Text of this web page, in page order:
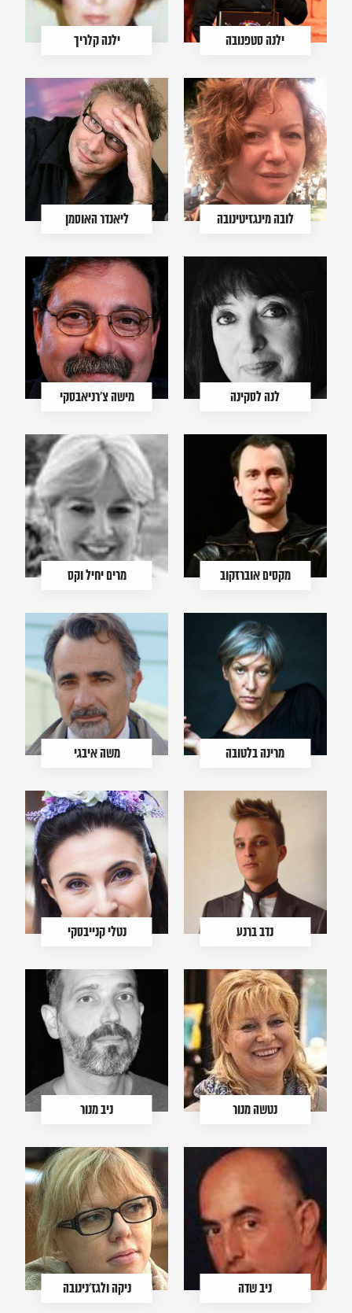
ילנה סטפנובה ילנה קלריך
לובה מינגזיטינובה ליאנדר האוסמן
לנה לסקינה מישה צ'רניאבסקי
מקסים אוברזקוב מרים יחיל וקס
מרינה בלטובה משה איבגי
נדב ברנע נטלי קנייבסקי
נטשה מנור ניב מנור
ניב שדה ניקה ולגז'נינובה